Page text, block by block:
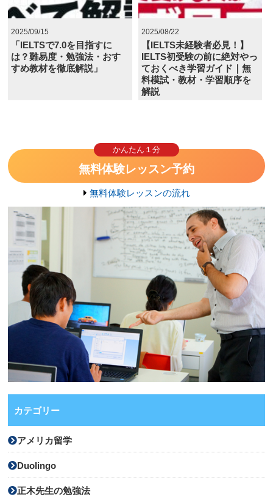
2025/09/15
「IELTSで7.0を目指すに
は？難易度・勉強法・おす
すめ教材を徹底解説」
2025/08/22
【IELTS未経験者必見！】
IELTS初受験の前に絶対やっ
ておくべき学習ガイド｜無
料模試・教材・学習順序を
解説
かんたん１分
無料体験レッスン予約
無料体験レッスンの流れ
カテゴリー
アメリカ留学
Duolingo
正木先生の勉強法